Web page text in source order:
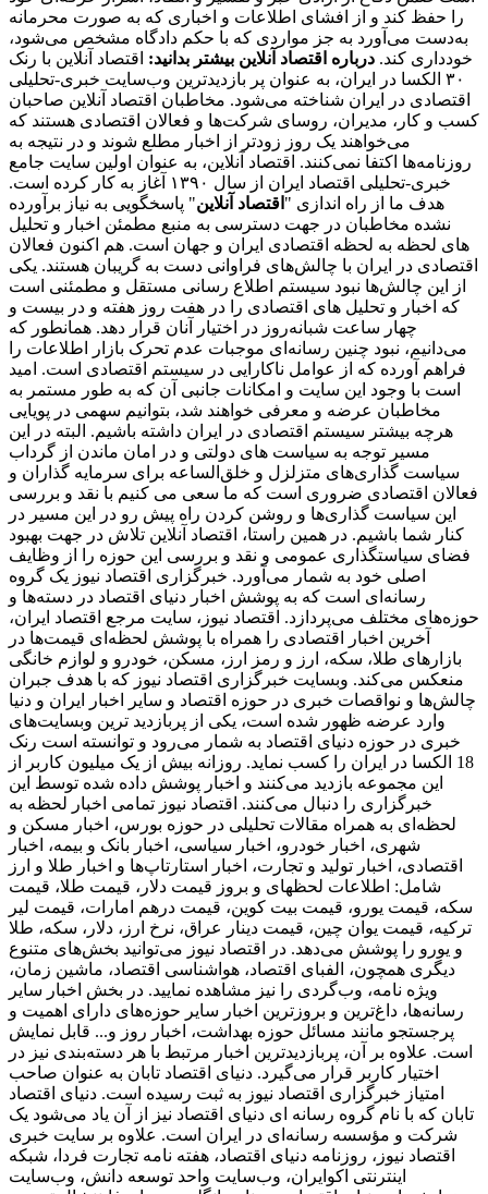
را حفظ کند و از افشای اطلاعات و اخباری که به صورت محرمانه
به‌دست می‌آورد به جز مواردی که با حکم دادگاه مشخص می‌شود،
خودداری کند. درباره اقتصاد آنلاین بیشتر بدانید: اقتصاد آنلاین با رنک
۳۰ الکسا در ایران، به عنوان پر بازدیدترین وب‌سایت خبری-تحلیلی
اقتصادی در ایران شناخته می‌شود. مخاطبان اقتصاد آنلاین صاحبان
کسب و کار، مدیران، روسای شرکت‌ها و فعالان اقتصادی هستند که
می‌خواهند یک روز زودتر از اخبار مطلع شوند و در نتیجه به
روزنامه‌ها اکتفا نمی‌کنند. اقتصاد آنلاین، به عنوان اولین سایت جامع
خبری-تحلیلی اقتصاد ایران از سال ۱۳۹۰ آغاز به کار کرده است.
هدف ما از راه اندازی " اقتصاد آنلاین" پاسخگویی به نیاز برآورده
نشده مخاطبان در جهت دسترسی به منبع مطمئن اخبار و تحلیل
های لحظه به لحظه اقتصادی ایران و جهان است. هم اکنون فعالان
اقتصادی در ایران با چالش‌های فراوانی دست به گریبان هستند. یکی
از این چالش‌ها نبود سیستم اطلاع رسانی مستقل و مطمئنی است
که اخبار و تحلیل های اقتصادی را در هفت روز هفته و در بیست و
چهار ساعت شبانه‌روز در اختیار آنان قرار دهد. همانطور که
می‌دانیم، نبود چنین رسانه‌ای موجبات عدم تحرک بازار اطلاعات را
فراهم آورده که از عوامل ناکارایی در سیستم اقتصادی است. امید
است با وجود این سایت و امکانات جانبی آن که به طور مستمر به
مخاطبان عرضه و معرفی خواهند شد، بتوانیم سهمی در پویایی
هرچه بیشتر سیستم اقتصادی در ایران داشته باشیم. البته در این
مسیر توجه به سیاست های دولتی و در امان ماندن از گرداب
سیاست گذاری‌های متزلزل و خلق‌الساعه برای سرمایه گذاران و
فعالان اقتصادی ضروری است که ما سعی می کنیم با نقد و بررسی
این سیاست گذاری‌ها و روشن کردن راه پیش رو در این مسیر در
کنار شما باشیم. در همین راستا، اقتصاد آنلاین تلاش در جهت بهبود
فضای سیاستگذاری عمومی و نقد و بررسی این حوزه را از وظایف
اصلی خود به شمار می‌آورد. خبرگزاری اقتصاد نیوز یک گروه
رسانه‌ای است که به پوشش اخبار دنیای اقتصاد در دسته‌ها و
حوزه‌های مختلف می‌پردازد. اقتصاد نیوز، سایت مرجع اقتصاد ایران،
آخرین اخبار اقتصادی را همراه با پوشش لحظه‌ای قیمت‌ها در
بازارهای طلا، سکه، ارز و رمز ارز، مسکن، خودرو و لوازم خانگی
منعکس می‌کند. وبسایت خبرگزاری اقتصاد نیوز که با هدف جبران
چالش‌ها و نواقصات خبری در حوزه اقتصاد و سایر اخبار ایران و دنیا
وارد عرضه ظهور شده است، یکی از پربازدید ترین وبسایت‌های
خبری در حوزه دنیای اقتصاد به شمار می‌رود و توانسته است رنک
18 الکسا در ایران را کسب نماید. روزانه بیش از یک میلیون کاربر از
این مجموعه بازدید می‌کنند و اخبار پوشش داده شده توسط این
خبرگزاری را دنبال می‌کنند. اقتصاد نیوز تمامی اخبار لحظه به
لحظه‌ای به همراه مقالات تحلیلی در حوزه بورس، اخبار مسکن و
شهری، اخبار خودرو، اخبار سیاسی، اخبار بانک و بیمه، اخبار
اقتصادی، اخبار تولید و تجارت، اخبار استارتاپ‌ها و اخبار طلا و ارز
شامل: اطلاعات لحظهای و بروز قیمت دلار، قیمت طلا، قیمت
سکه، قیمت یورو، قیمت بیت کوین، قیمت درهم امارات، قیمت لیر
ترکیه، قیمت یوان چین، قیمت دینار عراق، نرخ ارز، دلار، سکه، طلا
و یورو را پوشش می‌دهد. در اقتصاد نیوز می‌توانید بخش‌های متنوع
دیگری همچون، الفبای اقتصاد، هواشناسی اقتصاد، ماشین زمان،
ویژه نامه، وب‌گردی را نیز مشاهده نمایید. در بخش اخبار سایر
رسانه‌ها، داغ‌ترین و بروزترین اخبار سایر حوزه‌های دارای اهمیت و
پرجستجو مانند مسائل حوزه بهداشت، اخبار روز و... قابل نمایش
است. علاوه بر آن، پربازدیدترین اخبار مرتبط با هر دسته‌بندی نیز در
اختیار کاربر قرار می‌گیرد. دنیای اقتصاد تابان به عنوان صاحب
امتیاز خبرگزاری اقتصاد نیوز به ثبت رسیده است. دنیای اقتصاد
تابان که با نام گروه رسانه ای دنیای اقتصاد نیز از آن یاد می‌شود یک
شرکت و مؤسسه رسانه‌ای در ایران است. علاوه بر سایت خبری
اقتصاد نیوز، روزنامه دنیای اقتصاد، هفته ‌نامه تجارت فردا، شبکه
اینترنتی اکوایران، وب‌سایت واحد توسعه دانش، وب‌سایت